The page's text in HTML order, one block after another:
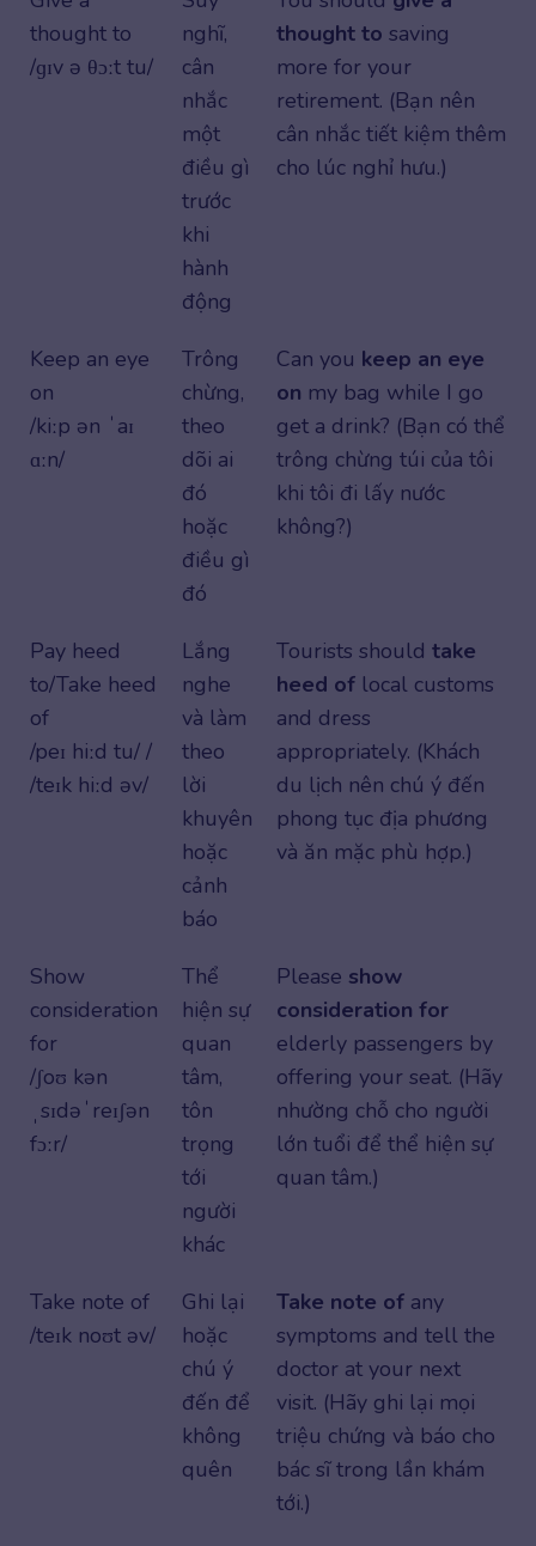
thought to
/ɡɪv ə θɔːt tu/
nghĩ,
cân
nhắc
một
điều gì
trước
khi
hành
động
thought to saving
more for your
retirement. (Bạn nên
cân nhắc tiết kiệm thêm
cho lúc nghỉ hưu.)
Keep an eye
on
/kiːp ən ˈaɪ
ɑːn/
Trông
chừng,
theo
dõi ai
đó
hoặc
điều gì
đó
Can you keep an eye
on my bag while I go
get a drink? (Bạn có thể
trông chừng túi của tôi
khi tôi đi lấy nước
không?)
Pay heed
to/Take heed
of
/peɪ hiːd tu/ /
/teɪk hiːd əv/
Lắng
nghe
và làm
theo
lời
khuyên
hoặc
cảnh
báo
Tourists should take
heed of local customs
and dress
appropriately. (Khách
du lịch nên chú ý đến
phong tục địa phương
và ăn mặc phù hợp.)
Show
consideration
for
/ʃoʊ kən
ˌsɪdəˈreɪʃən
fɔːr/
Thể
hiện sự
quan
tâm,
tôn
trọng
tới
người
khác
Please show
consideration for
elderly passengers by
offering your seat. (Hãy
nhường chỗ cho người
lớn tuổi để thể hiện sự
quan tâm.)
Take note of
/teɪk noʊt əv/
Ghi lại
hoặc
chú ý
đến để
không
quên
Take note of any
symptoms and tell the
doctor at your next
visit. (Hãy ghi lại mọi
triệu chứng và báo cho
bác sĩ trong lần khám
tới.)